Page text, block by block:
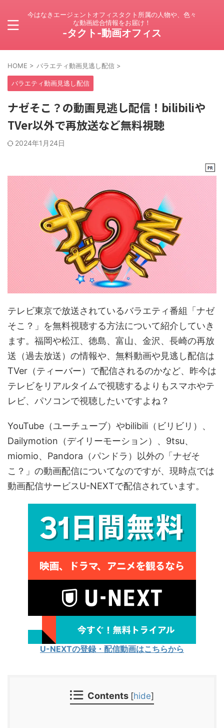
今はなきエージェントオフィスタクト所属の人物や、色々
な動画総合情報をお届け！
-タクト-動画オフィス
HOME > バラエティ動画見逃し配信 >
バラエティ動画見逃し配信
ナゼそこ？の動画見逃し配信！bilibiliや
TVer以外で再放送など無料視聴
2024年1月24日
テレビ東京で放送されているバラエティ番組「ナゼ
そこ？」を無料視聴する方法について紹介していき
ます。福岡や松江、徳島、富山、金沢、長崎の再放
送（過去放送）の情報や、無料動画や見逃し配信は
TVer（ティーバー）で配信されるのかなど、昨今は
テレビをリアルタイムで視聴するよりもスマホやテ
レビ、パソコンで視聴したいですよね？
YouTube（ユーチューブ）やbilibili（ビリビリ）、
Dailymotion（デイリーモーション）、9tsu、
miomio、Pandora（パンドラ）以外の「ナゼそ
こ？」の動画配信についてなのですが、現時点では
動画配信サービスU-NEXTで配信されています。
U-NEXTの登録・配信動画はこちらから
Contents [hide]